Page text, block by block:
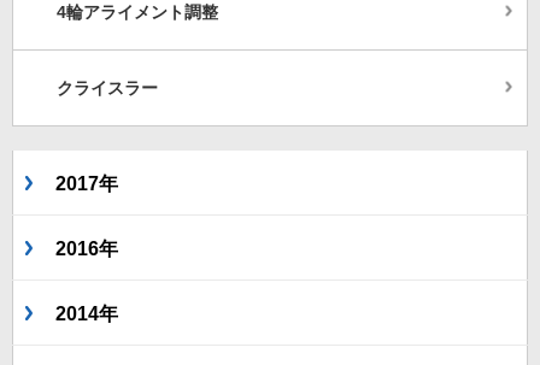
4輪アライメント調整
クライスラー
2017年
2016年
2014年